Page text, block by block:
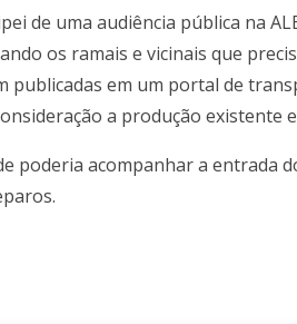
de uma audiência pública na
os ramais e vicinais que
publicadas em um portal de
a produção existente
poderia acompanhar a entrada